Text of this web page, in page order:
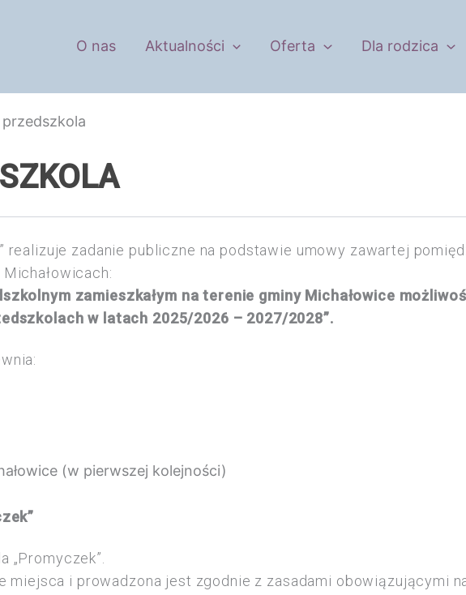
O nas Aktualności Oferta Dla rodzica
realizuje zadanie publiczne na podstawie umowy zawartej
Michałowicach:
zamieszkałym na terenie gminy Michałowice
w latach 2025/2026 – 2027/2028”.
(w pierwszej kolejności)
„Promyczek”.
miejsca i prowadzona jest zgodnie z zasadami obowiązującymi